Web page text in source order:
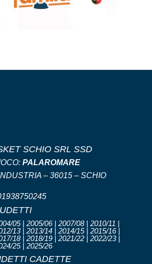
SCHIO SRL SSD
PALAROMARE
– 36015 – SCHIO
05 | 2005/06 | 2007/08 | 2010/11 |
13 | 2013/14 | 2014/15 | 2015/16 |
18 | 2018/19 | 2021/22 | 2022/23 |
25 | 2025/26
CADETTE